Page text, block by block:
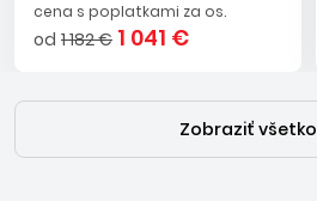
cena s poplatkami za os.
od 1 182 € 1 041 €
Zobraziť všetko